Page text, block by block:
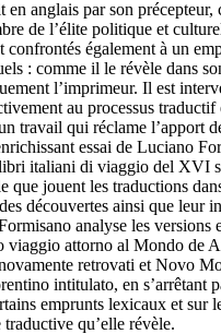
en anglais par son précepteur,
de l’élite politique et
confrontés également à un
: comme il le révèle dans
l’imprimeur. Il est
au processus traductif
travail qui réclame l’apport
essai de Luciano
italiani di viaggio del XVI
que jouent les traductions
découvertes ainsi que leur
analyse les versions
viaggio attorno al Mondo de
retrovati et Novo
intitulato, en s’arrêtant
emprunts lexicaux et sur
qu’elle révèle.